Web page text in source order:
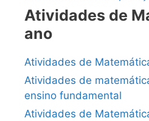
Atividades de
ano
Atividades de
Atividades de
ensino fundamental
Atividades de